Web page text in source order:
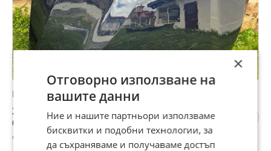
Преден капак BMW 2 Active Tourer
306,78 €
600,01 лв
с. Белопопци, София област, 12 юли
×
Отговорно използване на
вашите данни
Ние и нашите партньори използваме
бисквитки и подобни технологии, за
да съхраняваме и получаваме достъп